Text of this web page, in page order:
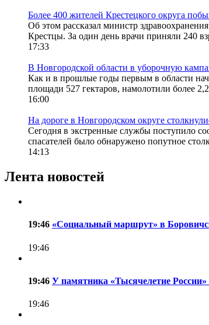
Более 400 жителей Крестецкого округа
Об этом рассказал министр
Крестцы. За один день врачи приняли 240
17:33
В Новгородской области в уборочную
Как и в прошлые годы первым в области
площади 527 гектаров, намолотили более
16:00
На дороге в Новгородском округе
Сегодня в экстренные службы поступило
спасателей было обнаружено попутное
14:13
Лента новостей
19:46 «Социальный маршрут» в
19:46
19:46 У памятника «Тысячелетие
19:46